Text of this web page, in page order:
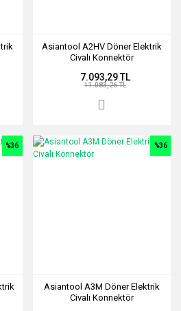
Asiantool A2HV Döner Elektrik
Civalı Konnektör
7.093,29 TL
11.083,26 TL
%36
Asiantool A3M Döner Elektrik
Civalı Konnektör
%36